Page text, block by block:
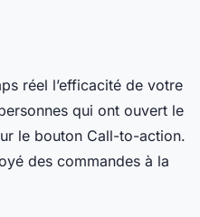
réel l’efficacité de votre
qui ont ouvert le
le bouton Call-to-action.
des commandes à la